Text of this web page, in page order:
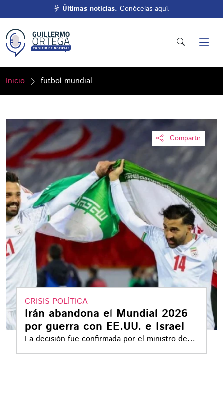
Últimas noticias. Conócelas aquí.
Inicio futbol mundial
Compartir
CRISIS POLÍTICA
Irán abandona el Mundial 2026
por guerra con EE.UU. e Israel
La decisión fue confirmada por el ministro de
Deportes iraní, quien afirmó que el país no